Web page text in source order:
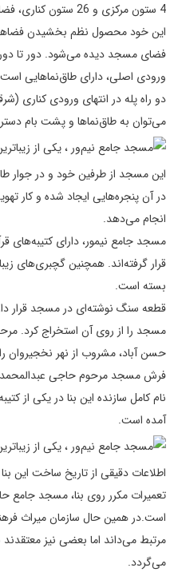
4 ستون‌ مرکزی و 26
این خود محصول نظم بخشیدن
ورودی اصلی، دارای طاق‌نماهایی
دو راه پله در انتهای ورودی کناری
می‌توان به طاق‌نماها و پشت بام
این مسجد از طرفین خود و در جوار
در آن پنجره‌‌هایی ایجاد شده و کار
انجام می‌دهد.
مسجد جامع نیمور، دارای کتیبه‌های
قرار گرفته‌اند. همچنین گچبری‌های
بسته ‌است.
قطعه سنگ نوشته‌‌ای در مسجد قرار
مسجد را از روی آن استخراج کرد.
حسن آباد، مشروب از نهر
فرش مسجد مرحوم حاجی
نام کامل سازنده این بنا در یکی از
آمده‌ است.
اطلاعات دقیقی از تاریخ ساخت
تعمیرات مکرر روی بنا، مسجد جامع
‌است.در همین حال سازمان میراث
مرتبط می‌داند اما بعضی نیز
می‌گردد.